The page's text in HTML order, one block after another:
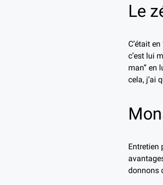
Le
C’était
c’est lui
man” en
cela, j’ai
Entretien
donnons